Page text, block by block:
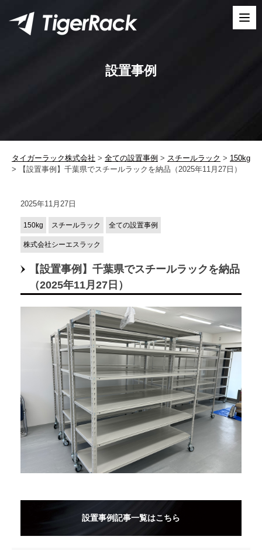
content
設置事例
タイガーラック株式会社 > 全ての設置事例 > スチールラック > 150kg
>
【設置事例】千葉県でスチールラックを納品（2025年11月27日）
2025年11月27日
150kg スチールラック 全ての設置事例
株式会社シーエスラック
【設置事例】千葉県でスチールラックを納品
（2025年11月27日）
設置事例記事一覧はこちら